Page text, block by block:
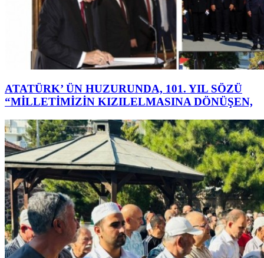
ATATÜRK’ ÜN HUZURUNDA, 101. YIL SÖZÜ
“MİLLETİMİZİN KIZILELMASINA DÖNÜŞEN,